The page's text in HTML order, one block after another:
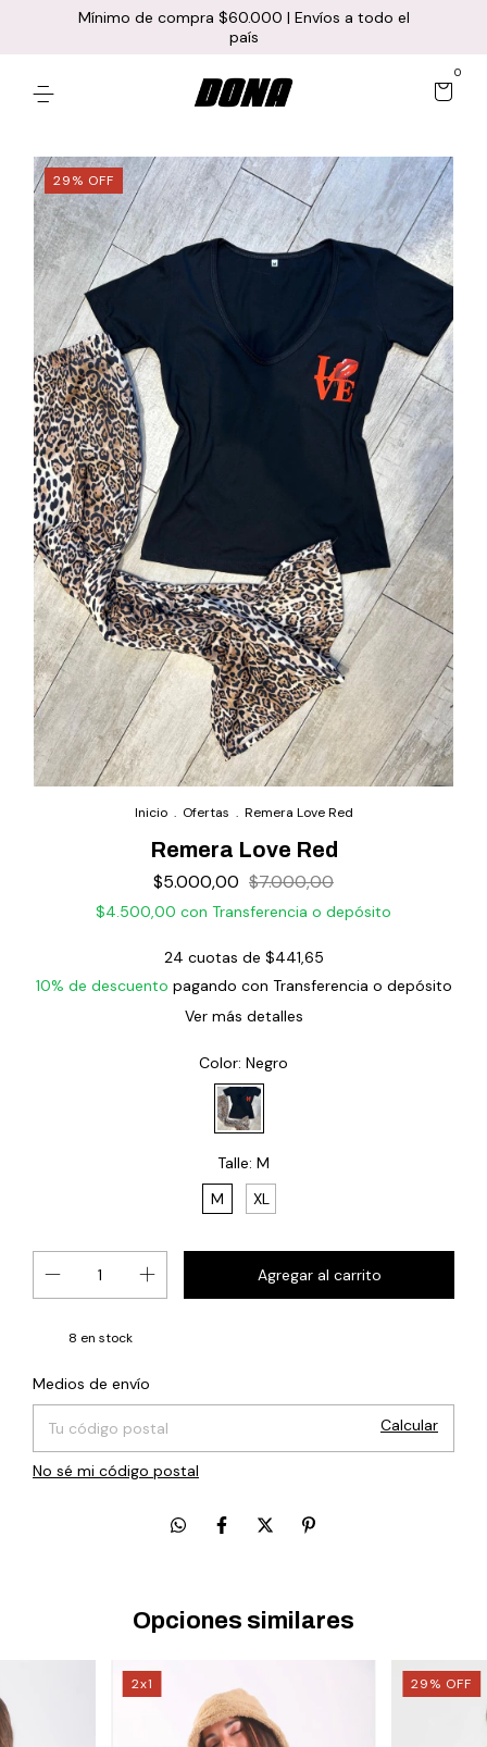
Mínimo de compra $60.000 | Envíos a todo el
país
0
29% OFF
Inicio . Ofertas . Remera Love Red
Remera Love Red
$5.000,00 $7.000,00
$4.500,00 con Transferencia o depósito
24 cuotas de $441,65
10% de descuento pagando con Transferencia o depósito
Ver más detalles
Color: Negro
Talle: M
M
XL
8 en stock
Entregas para el CP:
Medios de envío
Calcular
No sé mi código postal
Opciones similares
2x1 29% OFF